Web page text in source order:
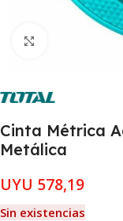
Clic para
Cinta Métrica
Metálica
UYU 578,19
Sin existencias